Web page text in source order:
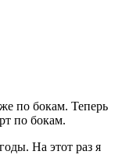
по бокам. Теперь
по бокам.
На этот раз я